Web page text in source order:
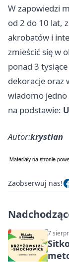
W zapowiedzi
od 2 do 10 lat,
akrobatów i
zmieścić się w
ponad 3
dekoracje oraz
wiadomo jedno
na podstawie:
Autor:krystian
Zaobserwuj nas!
7